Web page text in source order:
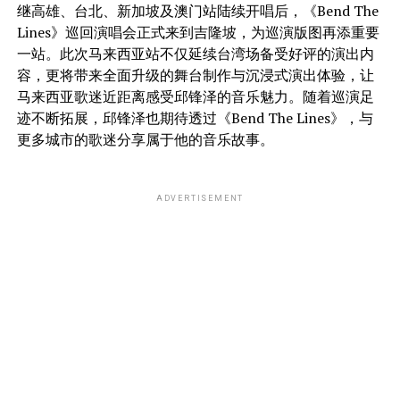
继高雄、台北、新加坡及澳门站陆续开唱后，《Bend The
Lines》巡回演唱会正式来到吉隆坡，为巡演版图再添重要
一站。此次马来西亚站不仅延续台湾场备受好评的演出内
容，更将带来全面升级的舞台制作与沉浸式演出体验，让
马来西亚歌迷近距离感受邱锋泽的音乐魅力。随着巡演足
迹不断拓展，邱锋泽也期待透过《Bend The Lines》，与
更多城市的歌迷分享属于他的音乐故事。
ADVERTISEMENT